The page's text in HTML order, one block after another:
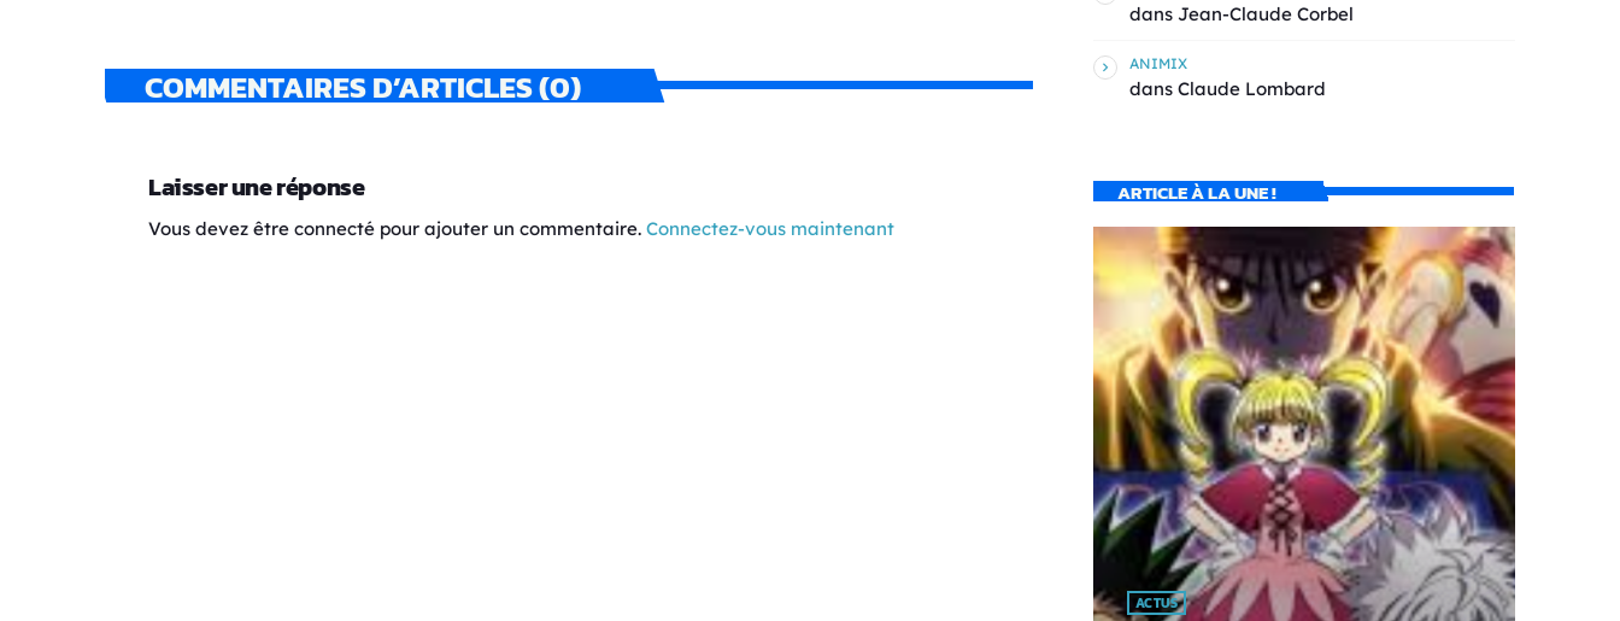
COMMENTAIRES D’ARTICLES (0)
Laisser une réponse
Vous devez être connecté pour ajouter un commentaire. Connectez-vous maintenant
dans Jean-Claude Corbel
ANIMIX
dans Claude Lombard
ARTICLE À LA UNE !
ACTUS